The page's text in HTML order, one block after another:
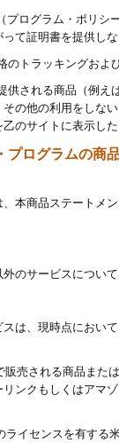
ログラム・ポリ
て証明書を提供し
のトラッキングお
供される商品（例
の他の利用をしな
のサイトに表示し
プログラムの商
本商品ステートメ
のサービスについ
は、現時点におい
売される商品ま
ンクもしくはアマ
イセンスを有す